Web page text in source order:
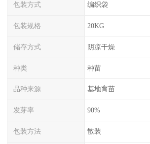
包装方式 编织袋
包装规格 20KG
储存方式 阴凉干燥
种类 种苗
品种来源 基地育苗
发芽率 90%
包装方法 散装